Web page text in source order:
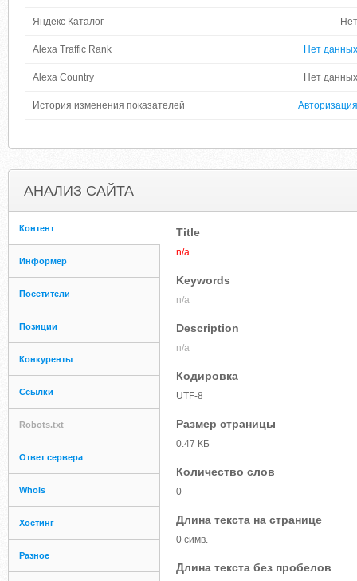
Яндекс Каталог Нет
Alexa Traffic Rank Нет данных
Alexa Country Нет данных
История изменения показателей Авторизация
АНАЛИЗ САЙТА
Контент
Информер
Посетители
Позиции
Конкуренты
Ссылки
Robots.txt
Ответ сервера
Whois
Хостинг
Разное
Title
n/a
Keywords
n/a
Description
n/a
Кодировка
UTF-8
Размер страницы
0.47 КБ
Количество слов
0
Длина текста на странице
0 симв.
Длина текста без пробелов